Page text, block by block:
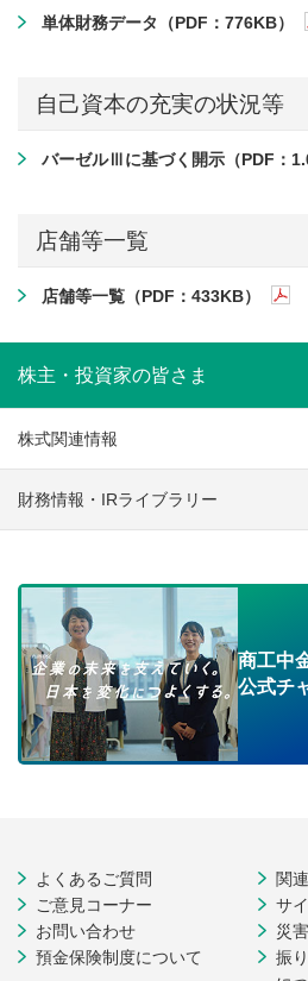
単体財務データ（PDF：776KB）
自己資本の充実の状況等
バーゼルⅢに基づく開示（PDF：
店舗等一覧
店舗等一覧（PDF：433KB）
株主・投資家の皆さま
株式関連情報
財務情報・IRライブラリー
商工中
公式チ
よくあるご質問
関
ご意見コーナー
サ
お問い合わせ
災
預金保険制度について
振